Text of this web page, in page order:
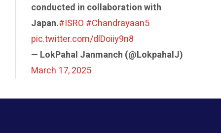
conducted in collaboration with
Japan.#ISRO #Chandrayaan5
pic.twitter.com/dlDoiiy9n8
— LokPahal Janmanch (@LokpahalJ)
March 17, 2025